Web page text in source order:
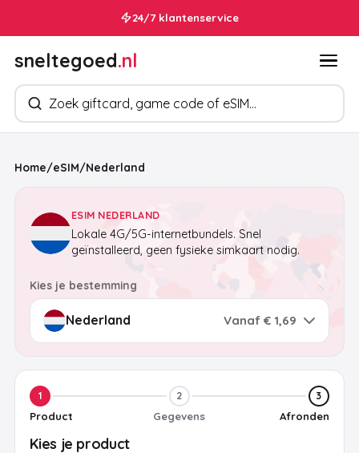
24/7 klantenservice
sneltegoed.nl
Zoek producten
Home/eSIM/Nederland
ESIM NEDERLAND
Lokale 4G/5G-internetbundels. Snel
geïnstalleerd, geen fysieke simkaart nodig.
Kies je bestemming
Vanaf € 1,69
1
Product
2
Gegevens
3
Afronden
Kies je product